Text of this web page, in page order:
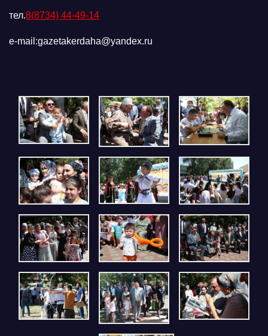
тел.8(8734) 44-49-14
e-mail:gazetakerdaha@yandex.ru